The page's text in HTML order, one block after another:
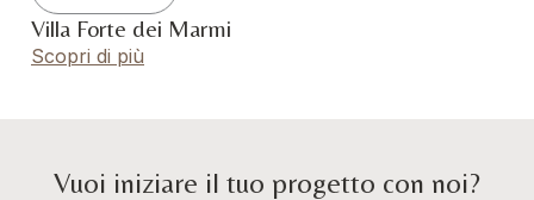
Villa Forte dei Marmi
Scopri di più
Vuoi iniziare il tuo progetto con noi?